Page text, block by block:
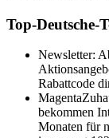
Top-Deutsche-
Newsletter:
Rabattcode
bekommen
Monaten für